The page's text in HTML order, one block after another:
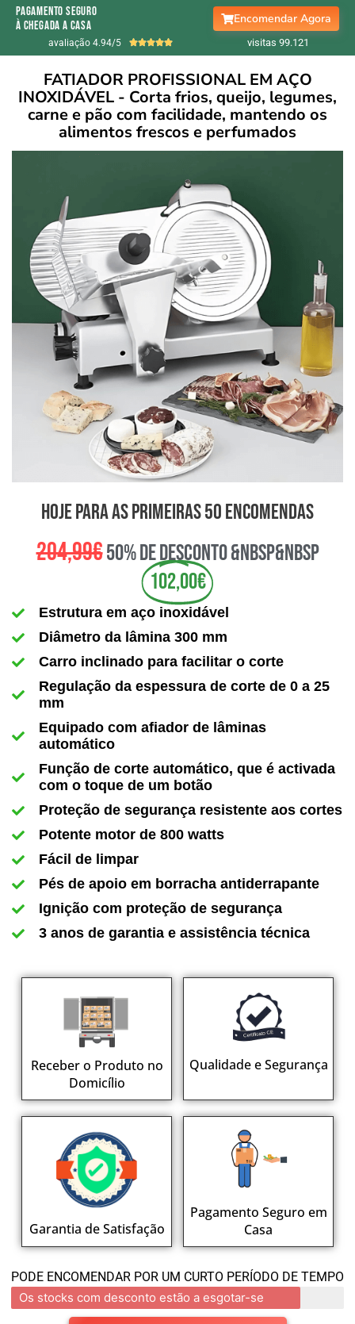
pagamento seguro
à chegada a casa
Encomendar Agora
avaliação 4.94/5  visitas 99.122
FATIADOR PROFISSIONAL EM AÇO
INOXIDÁVEL - Corta frios, queijo, legumes,
carne e pão com facilidade, mantendo os
alimentos frescos e perfumados
hoje para as primeiras 50 encomendas
204,99€50% de desconto &nbsp&nbsp
102,00€
Estrutura em aço inoxidável
Diâmetro da lâmina 300 mm
Carro inclinado para facilitar o corte
Regulação da espessura de corte de 0 a 25
mm
Equipado com afiador de lâminas
automático
Função de corte automático, que é activada
com o toque de um botão
Proteção de segurança resistente aos cortes
Potente motor de 800 watts
Fácil de limpar
Pés de apoio em borracha antiderrapante
Ignição com proteção de segurança
3 anos de garantia e assistência técnica
Receber o Produto no
Domicílio
Qualidade e Segurança
Garantia de Satisfação
Pagamento Seguro em
Casa
PODE ENCOMENDAR POR UM CURTO PERÍODO DE TEMPO
Os stocks com desconto estão a esgotar-se